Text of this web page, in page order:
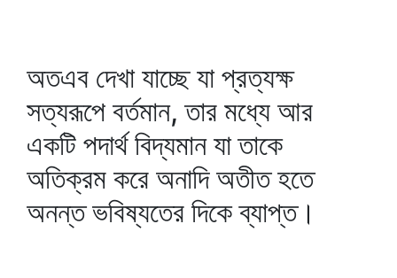
অতএব দেখা যাচ্ছে যা প্রত্যক্ষ
সত্যরূপে বর্তমান, তার মধ্যে আর
একটি পদার্থ বিদ্যমান যা তাকে
অতিক্রম করে অনাদি অতীত হতে
অনন্ত ভবিষ্যতের দিকে ব্যাপ্ত।